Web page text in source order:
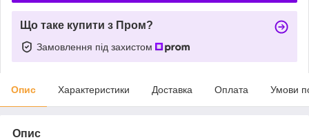
Що таке купити з Пром?
Замовлення під захистом
Опис Характеристики Доставка Оплата Умови
Опис